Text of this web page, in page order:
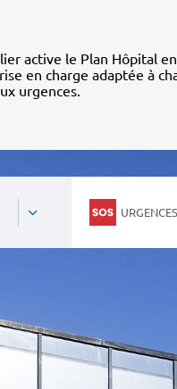
active le Plan Hôpital
en charge adaptée à
urgences.
URGENCES